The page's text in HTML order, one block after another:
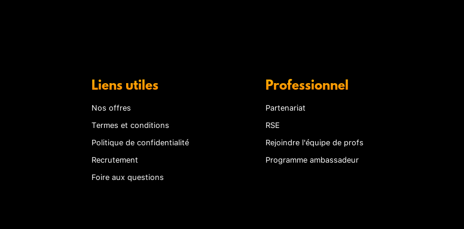
Liens utiles
Nos offres
Termes et conditions
Politique de confidentialité
Recrutement
Foire aux questions
Professionnel
Partenariat
RSE
Rejoindre l'équipe de profs
Programme ambassadeur